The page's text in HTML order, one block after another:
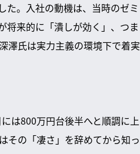
た。入社の動機は、当時のゼミ
将来的に「潰しが効く」、つま
澤氏は実力主義の環境下で着実
は800万円台後半へと順調に上
その「凄さ」を辞めてから知っ